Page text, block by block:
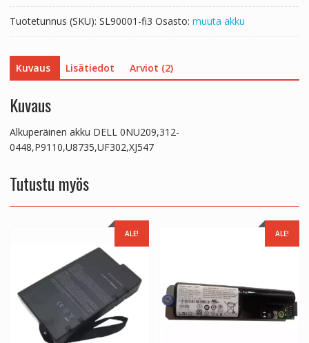
Tuotetunnus (SKU): SL90001-fi3 Osasto: muuta akku
Kuvaus Lisätiedot Arviot (2)
Kuvaus
Alkuperäinen akku DELL 0NU209,312-
0448,P9110,U8735,UF302,XJ547
Tutustu myös
ALE! ALE!